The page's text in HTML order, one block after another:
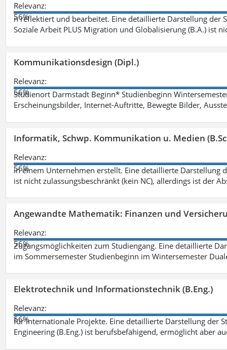
Relevanz:
56%
n reflektiert und bearbeitet. Eine detaillierte Darstellung der
Soziale Arbeit PLUS Migration und Globalisierung (B.A.) ist
Kommunikationsdesign (Dipl.)
Relevanz:
56%
Studienort Darmstadt Beginn* Studienbeginn
Erscheinungsbilder, Internet-Auftritte, Bewegte Bilder,
Informatik, Schwp. Kommunikation u. Medien
Relevanz:
56%
in einem Unternehmen erstellt. Eine detaillierte Darstellung
ist nicht zulassungsbeschränkt (kein NC), allerdings ist der
Angewandte Mathematik: Finanzen und
Relevanz:
56%
Zugangsmöglichkeiten zum Studiengang. Eine detaillierte
im Sommersemester Studienbeginn im Wintersemester
Elektrotechnik und Informationstechnik (B.Eng.)
Relevanz:
56%
für internationale Projekte. Eine detaillierte Darstellung der
Engineering (B.Eng.) ist berufsbefähigend, ermöglicht aber